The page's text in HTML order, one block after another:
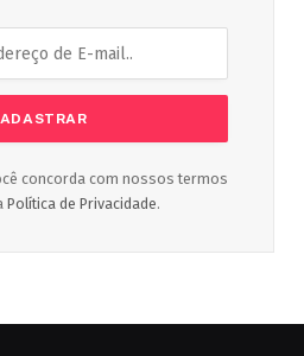
concorda com nossos termos
Política de Privacidade.